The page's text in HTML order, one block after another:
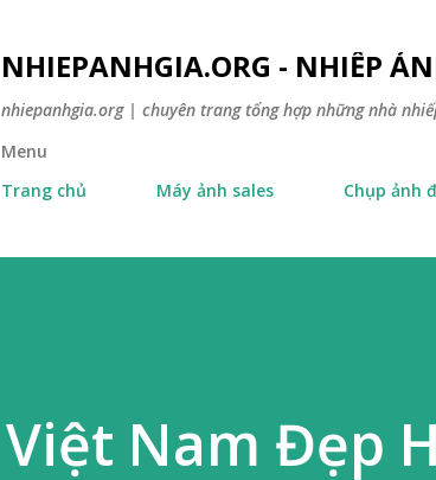
NHIEPANHGIA.ORG - NHIẾP
nhiepanhgia.org | chuyên trang tổng hợp những nhà
Menu
Trang chủ
Máy ảnh sales Chụp ảnh
Việt Nam Đẹp